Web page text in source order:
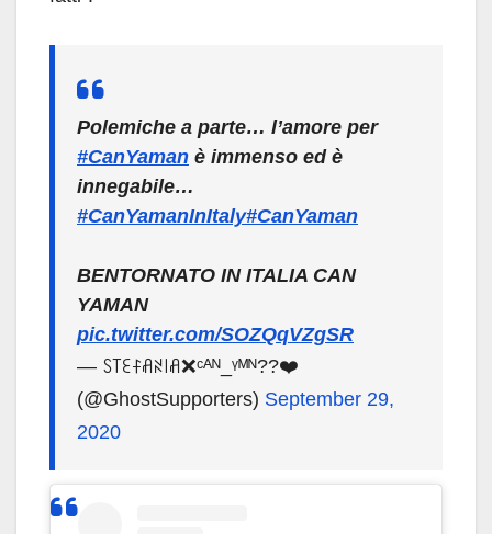
Polemiche a parte… l’amore per
#CanYaman è immenso ed è
innegabile…
#CanYamanInItaly#CanYaman
BENTORNATO IN ITALIA CAN
YAMAN
pic.twitter.com/SOZQqVZgSR
— ꇙ꓄ꏂꊰꋬꋊ꒐ꋬ❌ᶜᴬᴺ_ᵞᴹᴺ??❤️
(@GhostSupporters) September 29,
2020